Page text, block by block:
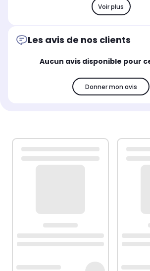
Voir plus
Les avis de nos clients
Aucun avis disponible pour
Donner mon avis